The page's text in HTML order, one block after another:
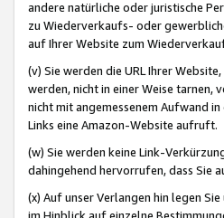
andere natürliche oder juristische
zu Wiederverkaufs- oder
auf Ihrer Website zum
(v) Sie werden die URL Ihrer
werden, nicht in einer Weise tarnen,
nicht mit angemessenem Aufwand
Links eine Amazon-Website aufruft.
(w) Sie werden keine Link-
dahingehend hervorrufen, dass Sie
(x) Auf unser Verlangen hin legen
im Hinblick auf einzelne